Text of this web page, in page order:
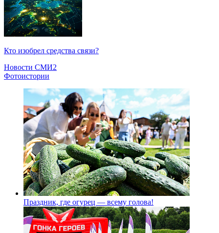
Кто изобрел средства связи?
Новости СМИ2
Фотоистории
Праздник, где огурец — всему голова!